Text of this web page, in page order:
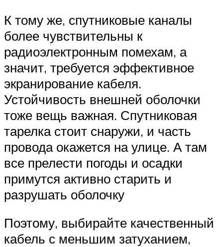
К тому же, спутниковые каналы
более чувствительны к
радиоэлектронным помехам, а
значит, требуется эффективное
экранирование кабеля.
Устойчивость внешней оболочки
тоже вещь важная. Спутниковая
тарелка стоит снаружи, и часть
провода окажется на улице. А там
все прелести погоды и осадки
примутся активно старить и
разрушать оболочку
Поэтому, выбирайте качественный
кабель с меньшим затуханием,